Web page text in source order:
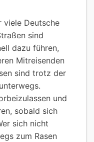
viele Deutsche
sind
dazu führen,
Mitreisenden
sind trotz der
und
sobald sich
sich nicht
zum Rasen